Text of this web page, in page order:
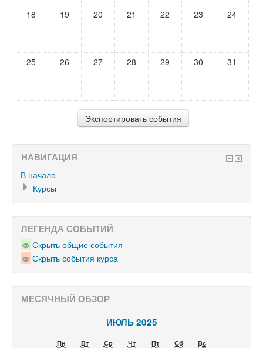
18 19 20 21 22 23 24
25 26 27 28 29 30 31
НАВИГАЦИЯ
В начало
Курсы
ЛЕГЕНДА СОБЫТИЙ
Скрыть общие события
Скрыть события курса
МЕСЯЧНЫЙ ОБЗОР
ИЮЛЬ 2025
Пн Вт Ср Чт Пт Сб
Вс